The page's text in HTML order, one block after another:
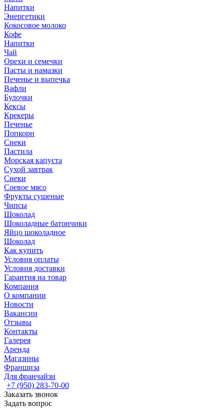
Напитки
Энергетики
Кокосовое молоко
Кофе
Напитки
Чай
Орехи и семечки
Пасты и намазки
Печенье и выпечка
Вафли
Булочки
Кексы
Крекеры
Печенье
Попкорн
Снеки
Пастила
Морская капуста
Сухой завтрак
Снеки
Соевое мясо
Фрукты сушеные
Чипсы
Шоколад
Шоколадные батончики
Яйцо шоколадное
Шоколад
Как купить
Условия оплаты
Условия доставки
Гарантия на товар
Компания
О компании
Новости
Вакансии
Отзывы
Контакты
Галерея
Аренда
Магазины
Франшиза
Для франчайзи
+7 (950) 283-70-00
Заказать звонок
Задать вопрос